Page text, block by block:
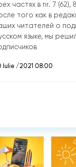
частях в nr. 7 (62),
того как в
читателей о
языке, мы
Iulie /2021 08:00